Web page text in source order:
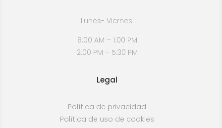
Lunes- Viernes:
8:00 AM – 1:00 PM
2:00 PM – 5:30 PM
Legal
Política de privacidad
Política de uso de cookies